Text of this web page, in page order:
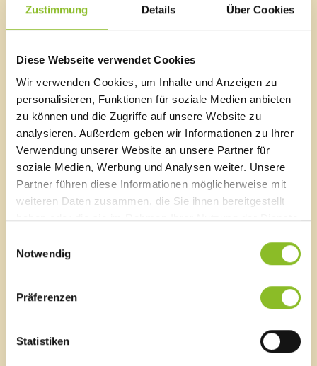
Zustimmung Details Über Cookies
Diese Webseite verwendet Cookies
Wir verwenden Cookies, um Inhalte und Anzeigen zu
personalisieren, Funktionen für soziale Medien anbieten
zu können und die Zugriffe auf unsere Website zu
analysieren. Außerdem geben wir Informationen zu Ihrer
Verwendung unserer Website an unsere Partner für
soziale Medien, Werbung und Analysen weiter. Unsere
Partner führen diese Informationen möglicherweise mit
weiteren Daten zusammen, die Sie ihnen bereitgestellt
haben oder die sie im Rahmen Ihrer Nutzung der Dienste
Notwendig
Präferenzen
Statistiken
musikalisch durch den Nachmittag, Riebelzünftler
strapazierten die Lachmuskeln mit Sketches und
mörderisches Witwenquartett gaben ihr Bestes. „Die
Mitgliedern und Anhängern der NRZ) hatten auch ihren
gefeierten Auftritt. Witzeerzähler Pirmin Burtscher und
das musikalische Duo Marilyn und Sandra taten das
Ihre zur guten Stimmung.
Zukunftsplanung
Natürlich war auch für das leibliche Wohl gesorgt. Als
KellnerInnen zur Hand gingen den Helfern von der
Aqua Mühle dabei Mitglieder des Ausschusses für
Soziales und Integration: Michaela Gort, Andrea Lins-
Gabriel, Renate Bischof, Andrea Prestel, Elisabeth
Konzett und Martin Bertsch stellten sich dabei sehr
Bildergalerie